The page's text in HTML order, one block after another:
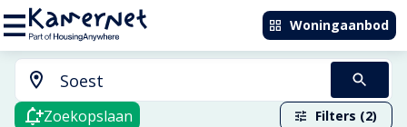
Woningaanbod
Zoekopslaan Filters (2)